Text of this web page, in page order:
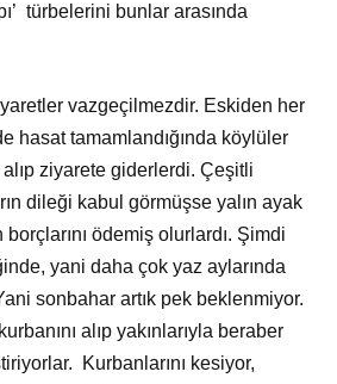
türbelerini bunlar arasında
vazgeçilmezdir. Eskiden her
hasat tamamlandığında köylüler
alıp ziyarete giderlerdi. Çeşitli
dileği kabul görmüşse yalın ayak
ödemiş olurlardı. Şimdi
yani daha çok yaz aylarında
sonbahar artık pek beklenmiyor.
alıp yakınlarıyla beraber
Kurbanlarını kesiyor,